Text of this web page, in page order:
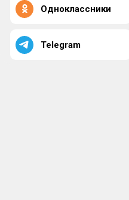
Одноклассники
Telegram